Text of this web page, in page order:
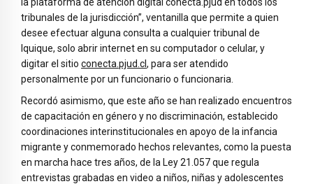
tribunales de la jurisdicción”, ventanilla que permite a quien
desee efectuar alguna consulta a cualquier tribunal de
Iquique, solo abrir internet en su computador o celular, y
digitar el sitio conecta.pjud.cl, para ser atendido
personalmente por un funcionario o funcionaria.
Recordó asimismo, que este año se han realizado encuentros
de capacitación en género y no discriminación, establecido
coordinaciones interinstitucionales en apoyo de la infancia
migrante y conmemorado hechos relevantes, como la puesta
en marcha hace tres años, de la Ley 21.057 que regula
entrevistas grabadas en video a niños, niñas y adolescentes